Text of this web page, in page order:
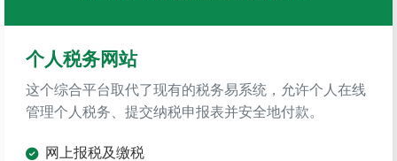
个人税务网站
这个综合平台取代了现有的税务易系统，允许个人在线
管理个人税务、提交纳税申报表并安全地付款。
网上报税及缴税